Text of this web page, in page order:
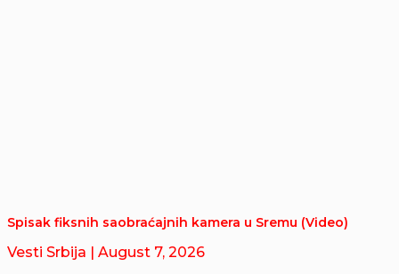
Spisak fiksnih saobraćajnih kamera u Sremu (Video)
Vesti Srbija | August 7, 2026